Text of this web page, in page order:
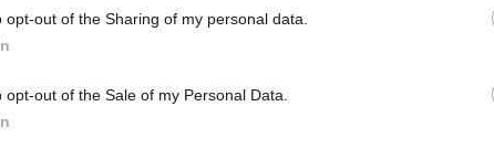
opt-out of the Sharing of my personal data.
opt-out of the Sale of my Personal Data.
στο Google News και μάθετε πρώτοι
στην